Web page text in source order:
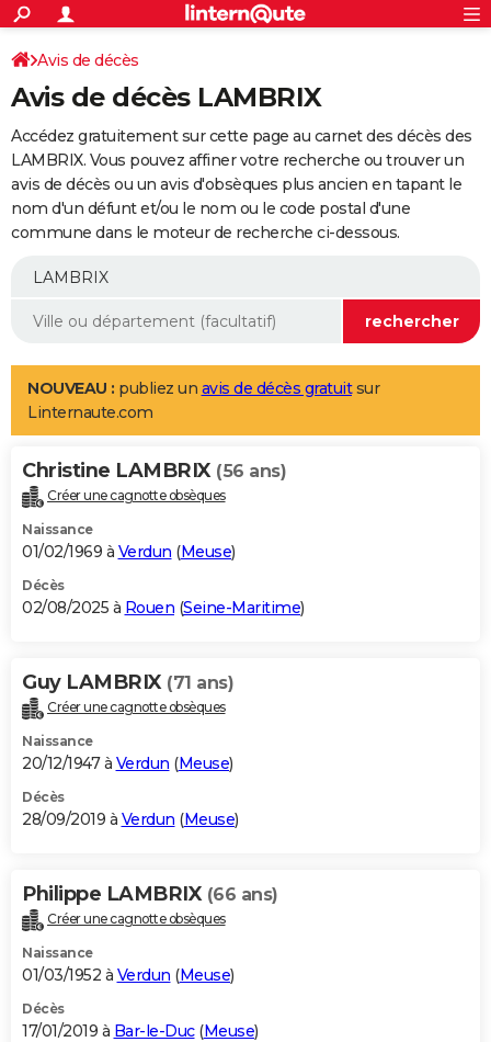
ACTUALITÉS
Politique
Société
Faits Divers
Education
Monde
Villes
+
SPORT
Coupe du monde 2026
Football
Tennis
Cyclisme
Rugby
Forum
Programme TV
TNTStreaming
Cinéma
Sorties cinéma
Musique
+
FINANCE
Retraite
Epargne
Immobilier
Risques naturels par ville
Banque
Assurance
AUTO
Essais
Réserver un essai
Citadines
Berlines
SUV
Forum auto
+
Mobiles
Meilleur smartphone
Internet
Ordinateurs
Jeux vidéo
Guide high-tech
Aménagement intérieur
LIFESTYLE
Art de vivre
Bien-être
Loisirs
Mode
Modes de vie
Alimentation
Guide de la santé
Maladies
Médicaments
Sommeil
VOYAGE
Destinations
City break
Voyage nature
Voyage de noces
Forum
Climat
+PHOTO
GUIDES D'ACHAT
BONS PLANS
Carte de Noël
Carte Bonne année
Carte Saint-Valentin
Carte Pâques
Carte d'anniversaire
DICTIONNAIRE
Dictionnaire
Biographies
Citations
Expressions
Proverbes
PROGRAMME TV
S'inscrire
Se connecter
Lycées
Collèges
Primaires
Universités
Entreprises
Service militaire
Avis de recherche
AVIS DE DÉCÈS
Bricolage
Lifestyle
Culture
Sport
Auto
Television
Voyage
Cinema
Avis de décès
Avis de décès LAMBRIX
Accédez gratuitement sur cette page au carnet des décès des
LAMBRIX. Vous pouvez affiner votre recherche ou trouver un
avis de décès ou un avis d'obsèques plus ancien en tapant le
nom d'un défunt et/ou le nom ou le code postal d'une
commune dans le moteur de recherche ci-dessous.
NOUVEAU : publiez un avis de décès gratuitsur
Linternaute.com
Christine LAMBRIX (56 ans)
Créer une cagnotte obsèques
Naissance
01/02/1969 à Verdun (Meuse)
Décès
02/08/2025 à Rouen (Seine-Maritime)
Guy LAMBRIX (71 ans)
Créer une cagnotte obsèques
Naissance
20/12/1947 à Verdun (Meuse)
Décès
28/09/2019 à Verdun (Meuse)
Philippe LAMBRIX (66 ans)
Créer une cagnotte obsèques
Naissance
01/03/1952 à Verdun (Meuse)
Décès
17/01/2019 à Bar-le-Duc(Meuse)